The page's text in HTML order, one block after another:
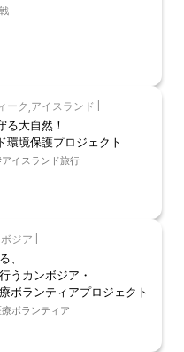
ーク アイスランド
る大自然！
環境保護プロジェクト
イスランド旅行
ジア
、
うカンボジア・
ボランティアプロジェクト
ボランティア